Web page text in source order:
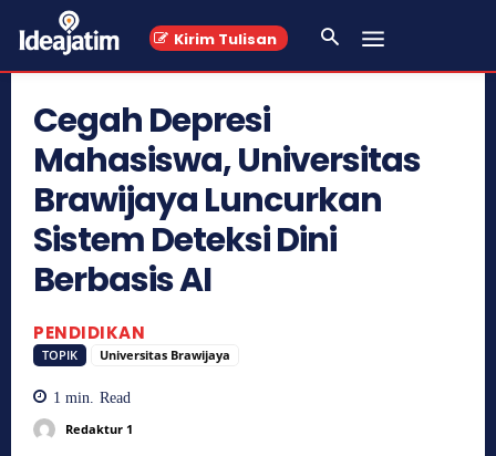
Kirim Tulisan
Cegah Depresi
Mahasiswa, Universitas
Brawijaya Luncurkan
Sistem Deteksi Dini
Berbasis AI
PENDIDIKAN
TOPIK Universitas Brawijaya
1 min.
Read
Redaktur 1